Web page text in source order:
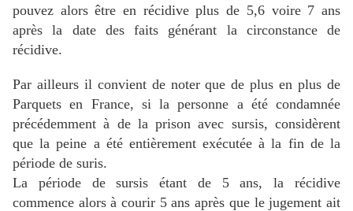
pouvez alors être en récidive plus de 5,6 voire 7 ans
après la date des faits générant la circonstance de
récidive.
Par ailleurs il convient de noter que de plus en plus de
Parquets en France, si la personne a été condamnée
précédemment à de la prison avec sursis, considèrent
que la peine a été entièrement exécutée à la fin de la
période de suris.
La période de sursis étant de 5 ans, la récidive
commence alors à courir 5 ans après que le jugement ait